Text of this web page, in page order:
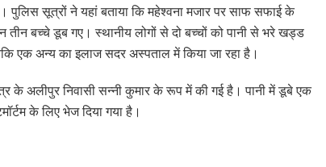
सूत्रों ने यहां बताया कि महेश्वना मजार पर साफ सफाई के
बच्चे डूब गए। स्थानीय लोगों से दो बच्चों को पानी से भरे खड्ड
एक अन्य का इलाज सदर अस्पताल में किया जा रहा है।
के अलीपुर निवासी सन्नी कुमार के रूप में की गई है। पानी में डूबे एक
के लिए भेज दिया गया है।